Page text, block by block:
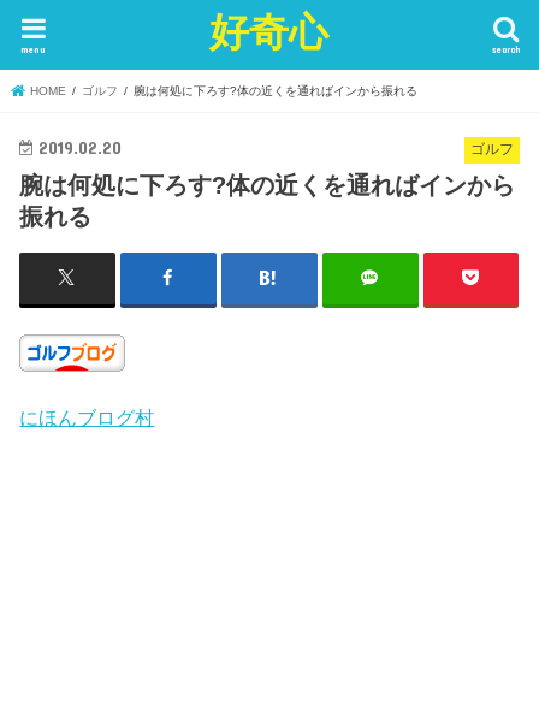
好奇心 search
menu
HOME ゴルフ 腕は何処に下ろす?体の近くを通ればインから振れる
ゴルフ
2019.02.20
腕は何処に下ろす?体の近くを通ればインから
振れる
にほんブログ村